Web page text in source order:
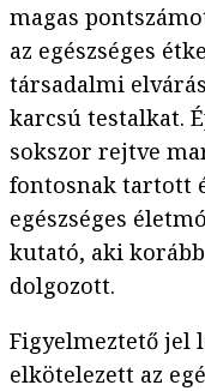
magas
az egészséges
társadalmi
karcsú testalkat.
sokszor rejtve
fontosnak tartott
egészséges
kutató, aki
dolgozott.
Figyelmeztető jel
elkötelezett az